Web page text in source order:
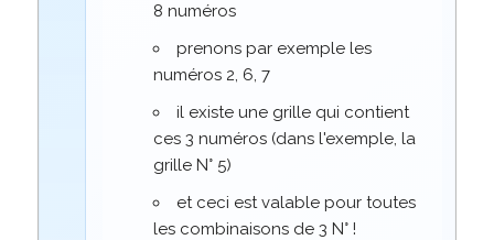
8 numéros
prenons par exemple les
numéros 2, 6, 7
il existe une grille qui contient
ces 3 numéros (dans l'exemple, la
grille N° 5)
et ceci est valable pour toutes
les combinaisons de 3 N° !